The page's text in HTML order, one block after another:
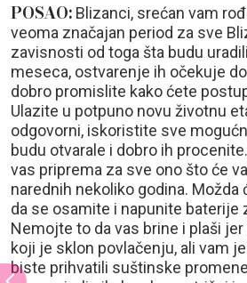
POSAO:Blizanci, srećan vam
veoma značajan period za sve
zavisnosti od toga šta budu
meseca, ostvarenje ih očekuje
dobro promislite kako ćete
Ulazite u potpuno novu životnu
odgovorni, iskoristite sve
budu otvarale i dobro ih
vas priprema za sve ono što će
narednih nekoliko godina.
da se osamite i napunite baterije
Nemojte to da vas brine i plaši
koji je sklon povlačenju, ali vam
biste prihvatili suštinske